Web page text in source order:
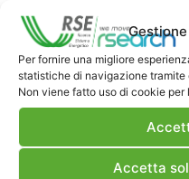
Per fornire una migliore
statistiche di navigazione
Non viene fatto uso di cookie
Accetta